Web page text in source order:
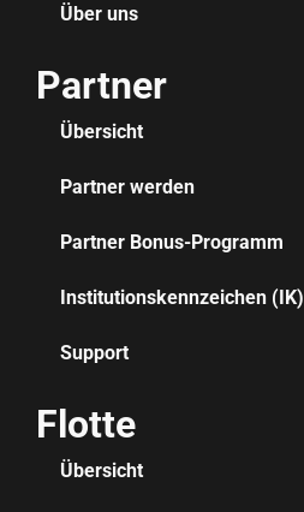
Über uns
Partner
Übersicht
Partner werden
Partner Bonus-Programm
Institutionskennzeichen (IK)
Support
Flotte
Übersicht